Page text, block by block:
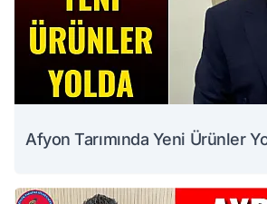
Afyon Tarımında Yeni Ürünler